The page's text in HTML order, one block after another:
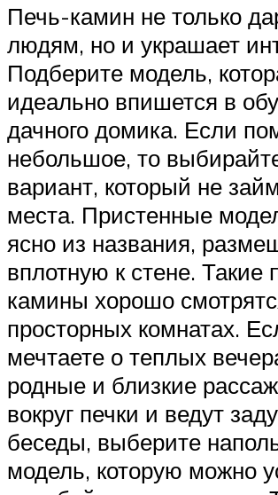
Печь-камин не только
людям, но и украшает
Подберите модель,
идеально впишется в
дачного домика. Если
небольшое, то
вариант, который не
места. Пристенные
ясно из названия,
вплотную к стене. Такие
камины хорошо
просторных комнатах.
мечтаете о теплых
родные и близкие
вокруг печки и ведут
беседы, выберите
модель, которую можно